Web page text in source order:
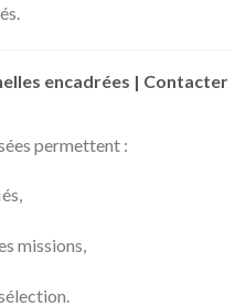
encadrées | Contacter
permettent :
missions,